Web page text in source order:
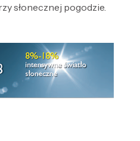
słonecznej pogodzie.